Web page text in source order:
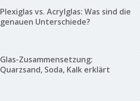
Plexiglas vs. Acrylglas: Was sind die
genauen Unterschiede?
Glas-Zusammensetzung:
Quarzsand, Soda, Kalk erklärt